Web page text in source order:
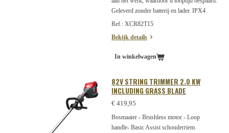
Geleverd zonder batterij en lader. IPX4
Ref.: XCR82T15
Bekijk details
In winkelwagen
82V STRING TRIMMER 2.0 KW
INCLUDING GRASS BLADE
€ 419,95
Bosmaaier - Brushless motor - Loop
handle- Basic Assist schouderriem.